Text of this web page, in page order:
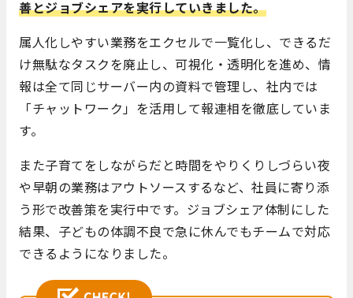
善とジョブシェアを実行していきました。
属人化しやすい業務をエクセルで一覧化し、できるだ
け無駄なタスクを廃止し、可視化・透明化を進め、情
報は全て同じサーバー内の資料で管理し、社内では
「チャットワーク」を活用して報連相を徹底していま
す。
また子育てをしながらだと時間をやりくりしづらい夜
や早朝の業務はアウトソースするなど、社員に寄り添
う形で改善策を実行中です。ジョブシェア体制にした
結果、子どもの体調不良で急に休んでもチームで対応
できるようになりました。